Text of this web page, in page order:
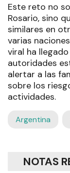
Este reto no
Rosario, sino
similares en
varias
viral ha
autoridades
alertar a las
sobre los
actividades.
Argentina
NOTAS